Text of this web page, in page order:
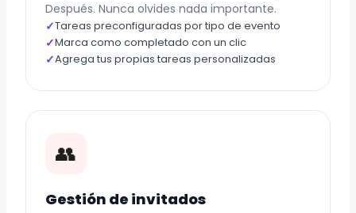
Después. Nunca olvides nada importante.
✓Tareas preconfiguradas por tipo de evento
✓Marca como completado con un clic
✓Agrega tus propias tareas personalizadas
👥
Gestión de invitados